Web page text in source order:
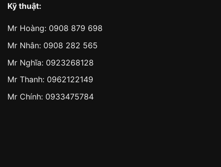
Kỹ thuật:
Mr Hoàng: 0908 879 698
Mr Nhân: 0908 282 565
Mr Nghĩa: 0923268128
Mr Thanh: 0962122149
Mr Chính: 0933475784